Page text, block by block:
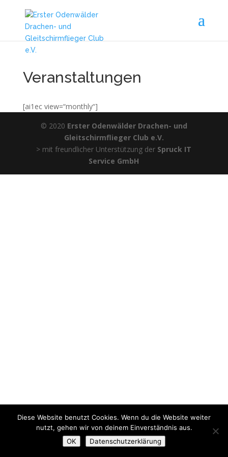
Veranstaltungen
[ai1ec view=“monthly“]
© 2020 Erster Odenwälder Drachen- und
Gleitschirmflieger Club e.V.
> mit freundlicher Unterstützung der Spruck IT
Service GmbH
Diese Website benutzt Cookies. Wenn du die Website weiter
nutzt, gehen wir von deinem Einverständnis aus.
OK
Datenschutzerklärung